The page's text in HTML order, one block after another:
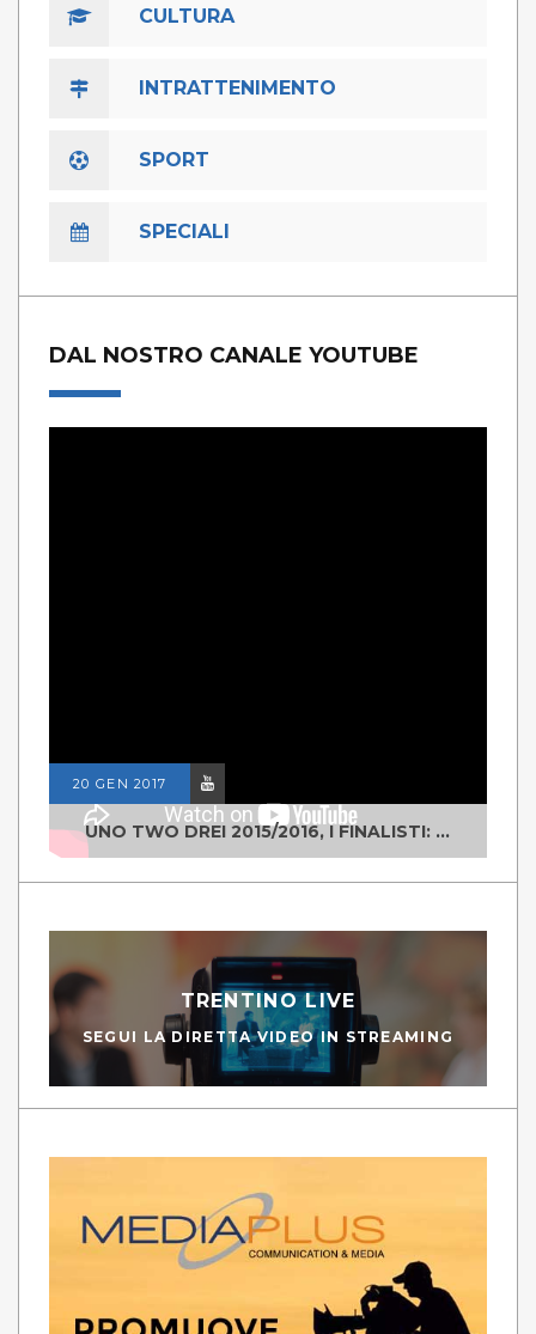
CULTURA
INTRATTENIMENTO
SPORT
SPECIALI
DAL NOSTRO CANALE YOUTUBE
20 GEN 2017
UNO TWO DREI 2015/2016, I FINALISTI: CLASSE IV ALS ISTITUTO "DEGASPERI" BORGO VALSUGANA
TRENTINO LIVE
SEGUI LA DIRETTA VIDEO IN STREAMING